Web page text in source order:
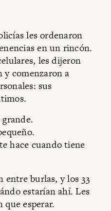
les ordenaron
en un rincón.
les dijeron
y comenzaron a
sus
hace cuando tiene
entre burlas, y los 33
estarían ahí. Les
esperar.